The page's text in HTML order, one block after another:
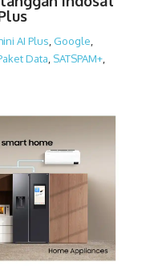
AI Plus Google
Data SATSPAM+